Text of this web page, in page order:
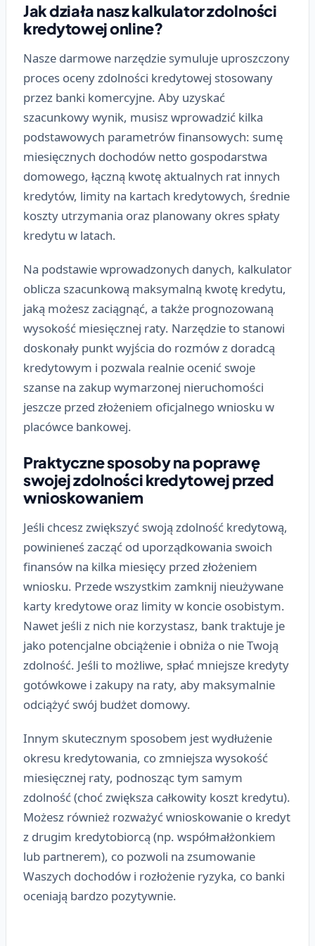
Jak działa nasz kalkulator zdolności
kredytowej online?
Nasze darmowe narzędzie symuluje uproszczony
proces oceny zdolności kredytowej stosowany
przez banki komercyjne. Aby uzyskać
szacunkowy wynik, musisz wprowadzić kilka
podstawowych parametrów finansowych: sumę
miesięcznych dochodów netto gospodarstwa
domowego, łączną kwotę aktualnych rat innych
kredytów, limity na kartach kredytowych, średnie
koszty utrzymania oraz planowany okres spłaty
kredytu w latach.
Na podstawie wprowadzonych danych, kalkulator
oblicza szacunkową maksymalną kwotę kredytu,
jaką możesz zaciągnąć, a także prognozowaną
wysokość miesięcznej raty. Narzędzie to stanowi
doskonały punkt wyjścia do rozmów z doradcą
kredytowym i pozwala realnie ocenić swoje
szanse na zakup wymarzonej nieruchomości
jeszcze przed złożeniem oficjalnego wniosku w
placówce bankowej.
Praktyczne sposoby na poprawę
swojej zdolności kredytowej przed
wnioskowaniem
Jeśli chcesz zwiększyć swoją zdolność kredytową,
powinieneś zacząć od uporządkowania swoich
finansów na kilka miesięcy przed złożeniem
wniosku. Przede wszystkim zamknij nieużywane
karty kredytowe oraz limity w koncie osobistym.
Nawet jeśli z nich nie korzystasz, bank traktuje je
jako potencjalne obciążenie i obniża o nie Twoją
zdolność. Jeśli to możliwe, spłać mniejsze kredyty
gotówkowe i zakupy na raty, aby maksymalnie
odciążyć swój budżet domowy.
Innym skutecznym sposobem jest wydłużenie
okresu kredytowania, co zmniejsza wysokość
miesięcznej raty, podnosząc tym samym
zdolność (choć zwiększa całkowity koszt kredytu).
Możesz również rozważyć wnioskowanie o kredyt
z drugim kredytobiorcą (np. współmałżonkiem
lub partnerem), co pozwoli na zsumowanie
Waszych dochodów i rozłożenie ryzyka, co banki
oceniają bardzo pozytywnie.